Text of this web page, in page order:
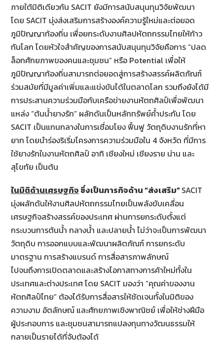
ภายใต้มิติเดียวกัน SACIT ยังมีการสนับสนุนทุนวิจัยพัฒนา
โดย SACIT มุ่งส่งเสริมการสร้างองค์ความรู้ใหม่และต่อยอด
ภูมิปัญญาท้องถิ่น เพื่อยกระดับงานศิลปหัตถกรรมไทยให้ก้าว
ทันโลก โดยหัวใจสำคัญของการสนับสนุนทุนวิจัยคือการ “ปลด
ล็อกศักยภาพของคนและชุมชน” หรือ Potential เพื่อให้
ภูมิปัญญาท้องถิ่นสามารถต่อยอดสู่การสร้างสรรค์ผลิตภัณฑ์
ร่วมสมัยที่มีมูลค่าเพิ่มและแข่งขันได้ในตลาดโลก รวมถึงยังได้มี
การประสานความร่วมมือกับเครือข่ายงานหัตถศิลป์เพื่อพัฒนา
แหล่ง “ต้นน้ำยางรัก” ผลักดันเป็นหลักทรัพย์ค้ำประกัน โดย
SACIT เป็นแกนกลางในการเชื่อมโยง ฟื้นฟู วัตถุดิบงานรักที่หา
ยาก โดยนำร่องริเริ่มโครงการความร่วมมือใน 4 จังหวัด ที่มีการ
ใช้ยางรักในงานหัตถศิลป์ อาทิ เชียงใหม่ เชียงราย น่าน และ
สุโขทัย เป็นต้น
ในมิติด้านเศรษฐกิจ ซึ่งเป็นภารกิจด้าน “ส่งเสริม”SACIT
มุ่งผลักดันให้งานศิลปหัตถกรรมไทยเป็นพลังขับเคลื่อน
เศรษฐกิจสร้างสรรค์ของประเทศ ผ่านการยกระดับตั้งแต่
กระบวนการต้นน้ำ กลางน้ำ และปลายน้ำ ไม่ว่าจะเป็นการพัฒนา
วัตถุดิบ การออกแบบและพัฒนาผลิตภัณฑ์ การยกระดับ
มาตรฐาน การสร้างแบรนด์ การสื่อสารภาพลักษณ์
ไปจนถึงการเปิดตลาดและสร้างโอกาสทางการค้าใหม่ทั้งใน
ประเทศและต่างประเทศ โดย SACIT มองว่า “คุณค่าของงาน
หัตถศิลป์ไทย” ต้องได้รับการสื่อสารให้ชัดเจนทั้งในมิติของ
ความงาม อัตลักษณ์ และศักยภาพเชิงพาณิชย์ เพื่อให้ช่างฝีมือ
ผู้ประกอบการ และชุมชนสามารถแปลงทุนทางวัฒนธรรมให้
กลายเป็นรายได้ที่จับต้องได้